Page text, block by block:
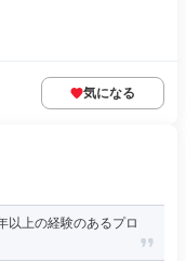
気になる
以上の経験のあるプロ